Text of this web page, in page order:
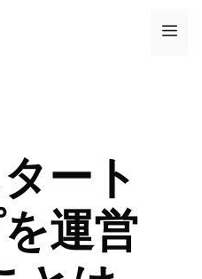
メ
ート
運営